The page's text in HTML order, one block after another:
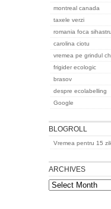
montreal canada
taxele verzi
romania foca sihastru
carolina ciotu
vremea pe grindul
frigider ecologic
brasov
despre ecolabelling
Google
BLOGROLL
Vremea pentru 15
ARCHIVES
Archives